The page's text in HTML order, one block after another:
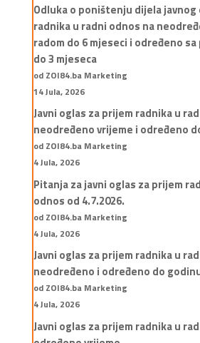
Odluka o poništenju dijela javnog
radnika u radni odnos na
radom do 6 mjeseci i određeno
do 3 mjeseca
od ZOI84.ba Marketing
14 Jula, 2026
Javni oglas za prijem radnika u
neodređeno vrijeme i određeno
od ZOI84.ba Marketing
4 Jula, 2026
Pitanja za javni oglas za prijem
odnos od 4.7.2026.
od ZOI84.ba Marketing
4 Jula, 2026
Javni oglas za prijem radnika u
neodređeno i određeno do
od ZOI84.ba Marketing
4 Jula, 2026
Javni oglas za prijem radnika u